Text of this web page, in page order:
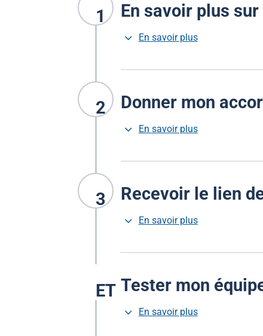
1 En savoir plus
3 En savoir plus
2 Donner mon
3 En savoir plus
3 Recevoir le lien
3 En savoir plus
ET Tester mon
3 En savoir plus